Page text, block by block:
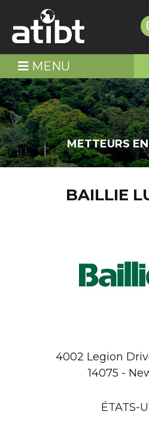
MENU
METTEURS
BAILLIE
4002 Legion
14075 -
ÉTATS-